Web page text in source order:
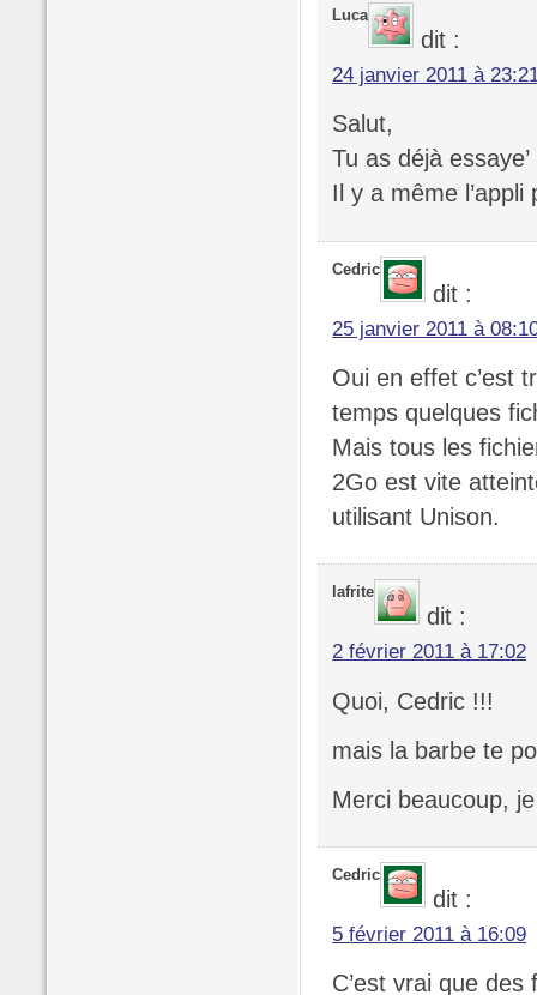
Luca
dit :
24 janvier 2011 à
Salut,
Tu as déjà
Il y a même
Cedric
dit :
25 janvier 2011 à
Oui en effet c’est
temps quelques
Mais tous les
2Go est vite
utilisant Unison.
lafrite
dit :
2 février 2011 à 17:02
Quoi, Cedric !!!
mais la barbe te
Merci beaucoup,
Cedric
dit :
5 février 2011 à 16:09
C’est vrai que